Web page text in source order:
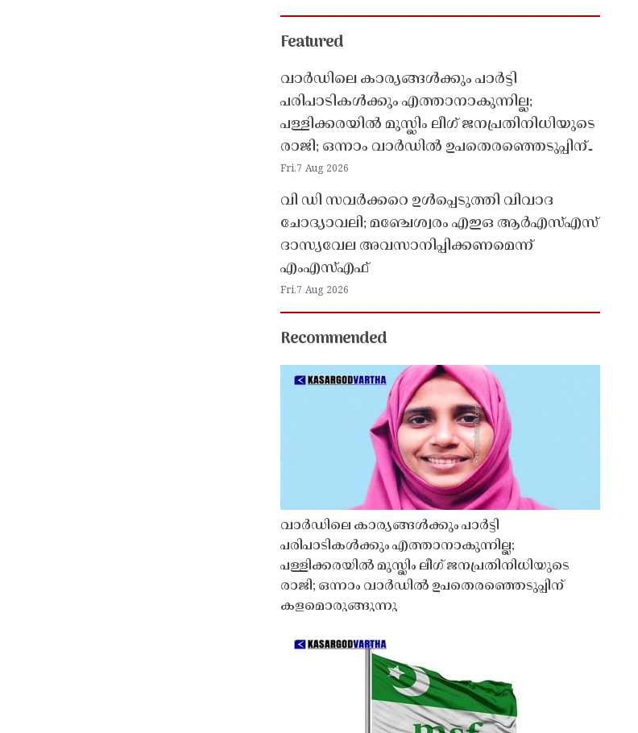
Featured
വാർഡിലെ കാര്യങ്ങൾക്കും പാർട്ടി
പരിപാടികൾക്കും എത്താനാകുന്നില്ല;
പള്ളിക്കരയിൽ മുസ്ലിം ലീഗ് ജനപ്രതിനിധിയുടെ
രാജി; ഒന്നാം വാർഡിൽ ഉപതെരഞ്ഞെടുപ്പിന്
കളമൊരുങ്ങുന്നു
Fri,7 Aug 2026
വി ഡി സവർക്കറെ ഉൾപ്പെടുത്തി വിവാദ
ചോദ്യാവലി; മഞ്ചേശ്വരം എഇഒ ആർഎസ്എസ്
ദാസ്യവേല അവസാനിപ്പിക്കണമെന്ന്
എംഎസ്എഫ്
Fri,7 Aug 2026
Recommended
വാർഡിലെ കാര്യങ്ങൾക്കും പാർട്ടി
പരിപാടികൾക്കും എത്താനാകുന്നില്ല;
പള്ളിക്കരയിൽ മുസ്ലിം ലീഗ് ജനപ്രതിനിധിയുടെ
രാജി; ഒന്നാം വാർഡിൽ ഉപതെരഞ്ഞെടുപ്പിന്
കളമൊരുങ്ങുന്നു